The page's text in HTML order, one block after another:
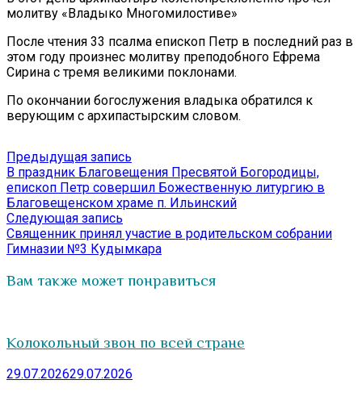
молитву «Владыко Многомилостиве»
После чтения 33 псалма епископ Петр в последний раз в
этом году произнес молитву преподобного Ефрема
Сирина с тремя великими поклонами.
По окончании богослужения владыка обратился к
верующим с архипастырским словом.
Навигация
по
записям
Предыдущая запись
запись:
В праздник Благовещения Пресвятой Богородицы,
епископ Петр совершил Божественную литургию в
Благовещенском храме п. Ильинский
Следующая запись
запись:
Священник принял участие в родительском собрании
Гимназии №3 Кудымкара
Вам также может понравиться
Колокольный звон по всей стране
29.07.202629.07.2026